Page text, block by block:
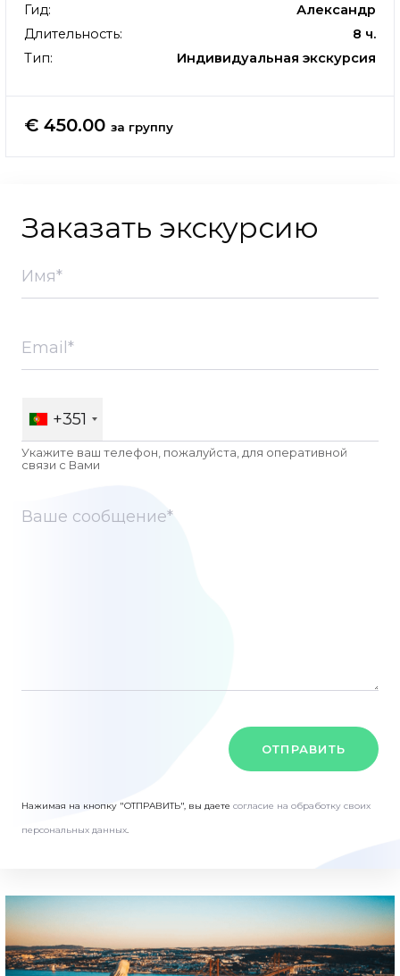
Гид:
Александр
Длительность:
8 ч.
Тип:
Индивидуальная экскурсия
€ 450.00 за группу
Заказать экскурсию
+351
Укажите ваш телефон, пожалуйста, для оперативной
связи c Вами
ОТПРАВИТЬ
Нажимая на кнопку "ОТПРАВИТЬ", вы даете согласие на обработку своих
персональных данных.